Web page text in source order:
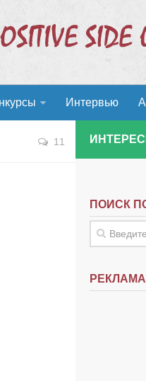
Интервью
11
ПОИСК
РЕКЛАМА